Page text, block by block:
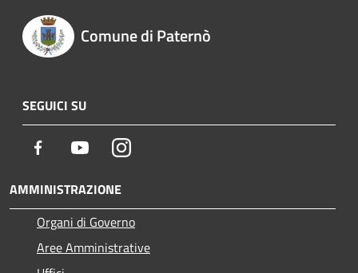
Comune di Paternò
SEGUICI SU
Facebook YoutubeInstagram
AMMINISTRAZIONE
Organi di Governo
Aree Amministrative